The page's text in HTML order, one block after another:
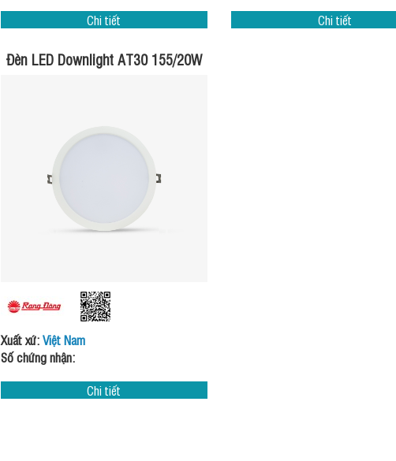
Chi tiết
Chi tiết
Đèn LED Downlight AT30 155/20W
Xuất xứ:Việt Nam
Số chứng nhận:
Chi tiết